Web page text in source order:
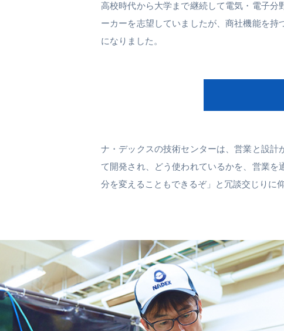
高校時代から大学まで継続して電気・電子
ーカーを志望していましたが、商社機能を
になりました。
ナ・デックスの技術センターは、営業と設
て開発され、どう使われているかを、営業
分を変えることもできるぞ」と冗談交じりに